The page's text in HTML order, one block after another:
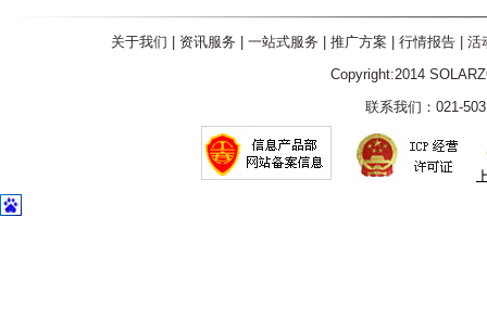
关于我们 资讯服务 一站式服务 推广方案 行情报告| 活
Copyright:2014
联系我们：021-